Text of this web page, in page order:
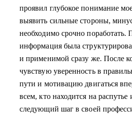
проявил глубокое понимание
выявить сильные стороны,
необходимо срочно поработать.
информация была
и применимой сразу же. После
чувствую уверенность в
пути и мотивацию двигаться
всем, кто находится на распутье
следующий шаг в своей